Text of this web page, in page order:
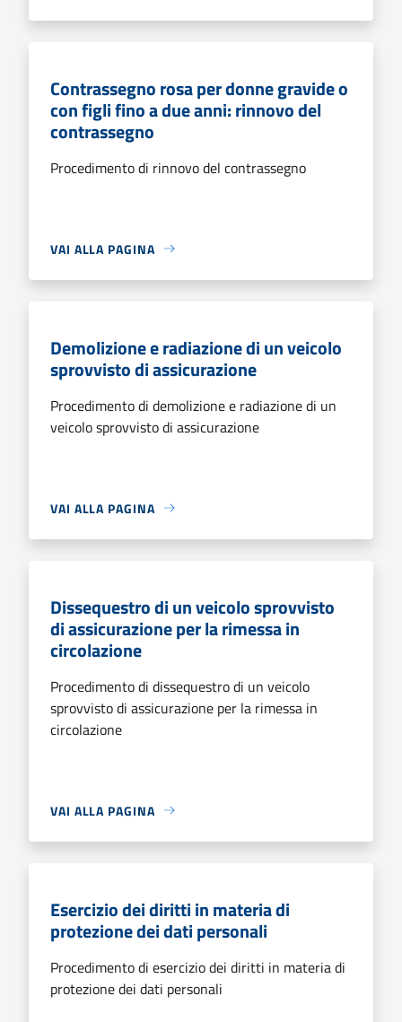
Contrassegno rosa per donne gravide o
con figli fino a due anni: rinnovo del
contrassegno
Procedimento di rinnovo del contrassegno
VAI ALLA PAGINA
Demolizione e radiazione di un veicolo
sprovvisto di assicurazione
Procedimento di demolizione e radiazione di un
veicolo sprovvisto di assicurazione
VAI ALLA PAGINA
Dissequestro di un veicolo sprovvisto
di assicurazione per la rimessa in
circolazione
Procedimento di dissequestro di un veicolo
sprovvisto di assicurazione per la rimessa in
circolazione
VAI ALLA PAGINA
Esercizio dei diritti in materia di
protezione dei dati personali
Procedimento di esercizio dei diritti in materia di
protezione dei dati personali